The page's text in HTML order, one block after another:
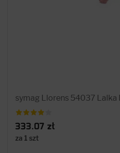
symag Llorens 54037 Lalka
333.07 zł
za 1 szt